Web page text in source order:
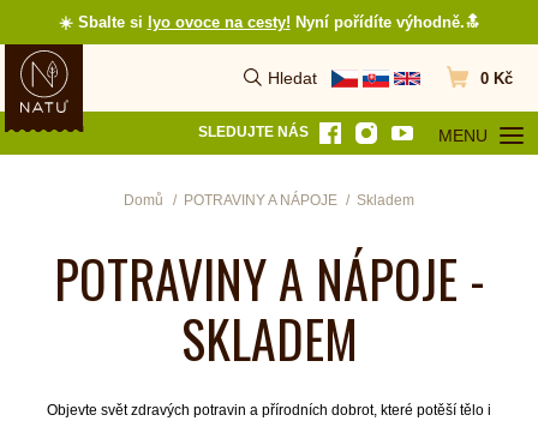
☀️ Sbalte si lyo ovoce na cesty! Nyní pořídíte výhodně.🔝
Hledat
Vyhledat Přejít do
0 Kč
SLEDUJTE NÁS MENU
OTEVŘÍT
Domů POTRAVINY A NÁPOJE Skladem
POTRAVINY A NÁPOJE -
SKLADEM
Objevte svět zdravých potravin a přírodních dobrot, které potěší tělo i